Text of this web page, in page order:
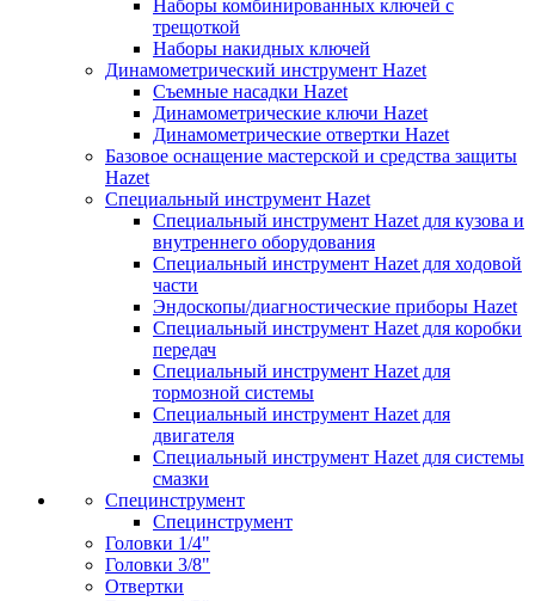
Наборы комбинированных ключей с
трещоткой
Наборы накидных ключей
Динамометрический инструмент Hazet
Съемные насадки Hazet
Динамометрические ключи Hazet
Динамометрические отвертки Hazet
Базовое оснащение мастерской и средства защиты
Hazet
Специальный инструмент Hazet
Специальный инструмент Hazet для кузова и
внутреннего оборудования
Специальный инструмент Hazet для ходовой
части
Эндоскопы/диагностические приборы Hazet
Специальный инструмент Hazet для коробки
передач
Специальный инструмент Hazet для
тормозной системы
Специальный инструмент Hazet для
двигателя
Специальный инструмент Hazet для системы
смазки
Специнструмент
Специнструмент
Головки 1/4"
Головки 3/8"
Отвертки